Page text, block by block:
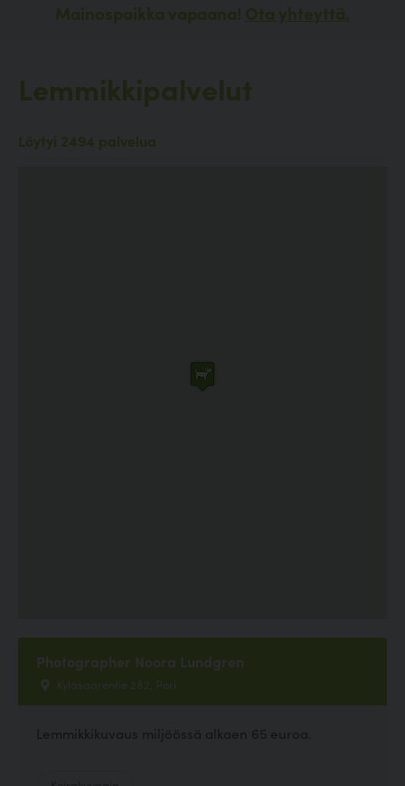
Mainospaikka vapaana! Ota yhteyttä.
Lemmikkipalvelut
Löytyi 2494 palvelua
Photographer Noora Lundgren
Kyläsaarentie 282, Pori
Lemmikkikuvaus miljöössä alkaen 65 euroa.